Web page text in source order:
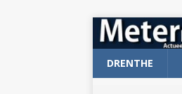
DRENTHE